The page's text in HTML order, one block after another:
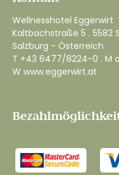
Wellnesshotel Eggerwirt
Kaltbachstraße 5 . 5582
Salzburg - Österreich
T +43 6477/8224-0 . M
W www.eggerwirt.at